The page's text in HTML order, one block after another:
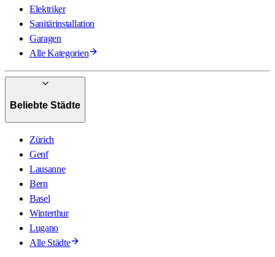
Elektriker
Sanitärinstallation
Garagen
Alle Kategorien
Beliebte Städte
Zürich
Genf
Lausanne
Bern
Basel
Winterthur
Lugano
Alle Städte